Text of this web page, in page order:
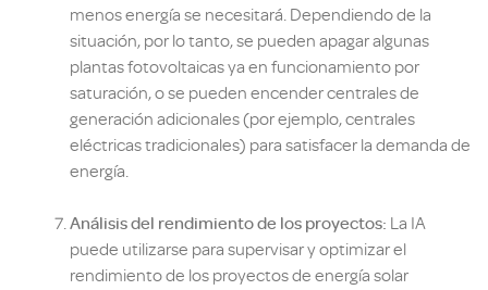
menos energía se necesitará. Dependiendo de la
situación, por lo tanto, se pueden apagar algunas
plantas fotovoltaicas ya en funcionamiento por
saturación, o se pueden encender centrales de
generación adicionales (por ejemplo, centrales
eléctricas tradicionales) para satisfacer la demanda de
energía.
Análisis del rendimiento de los proyectos: La IA
puede utilizarse para supervisar y optimizar el
rendimiento de los proyectos de energía solar